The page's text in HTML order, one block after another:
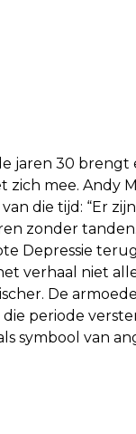
jaren 30 brengt
zich mee. Andy
die tijd: “Er
zonder
Depressie
verhaal niet
De
periode
symbool van